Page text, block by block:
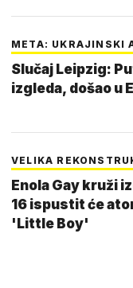
META: UKRAJINSKI
Slučaj Leipzig:
izgleda, došao u
VELIKA
Enola Gay kruži
16 ispustit će
'Little Boy'